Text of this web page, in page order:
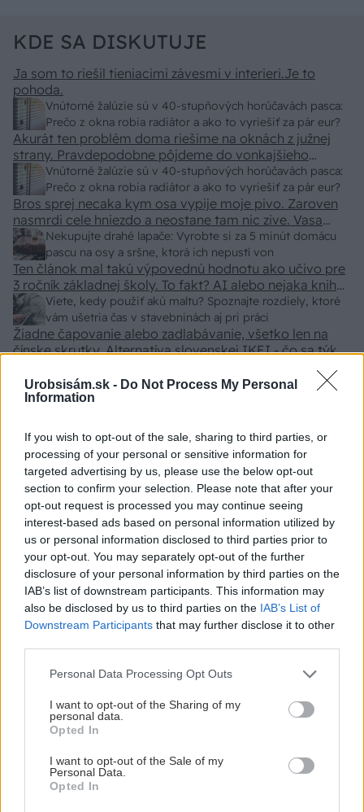
Urobsisám.sk - Do Not Process My Personal
Information
If you wish to opt-out of the sale, sharing to third parties, or
processing of your personal or sensitive information for
targeted advertising by us, please use the below opt-out
section to confirm your selection. Please note that after your
opt-out request is processed you may continue seeing
interest-based ads based on personal information utilized by
us or personal information disclosed to third parties prior to
your opt-out. You may separately opt-out of the further
disclosure of your personal information by third parties on the
IAB’s list of downstream participants. This information may
also be disclosed by us to third parties on the IAB’s List of
Downstream Participants that may further disclose it to other
Please note that this website/app uses one or more Google
not limited to your visit or usage behaviour. You may click to
grant or deny consent to Google and its third-party tags to
use your data for below specified purposes in below Google
consent section.
Personal Data Processing Opt Outs
I want to opt-out of the Sharing of my
personal data.
Opted In
I want to opt-out of the Sale of my
Personal Data.
Opted In
KDE SA DISKUTUJE
Vnútorné žalúzie sú v 40-stupňových horúčavách pasca:
Prečo z okna robia radiátor a ako to vyriešiť za pár eur?
Ja som to riešil tieniacimi závesmi v interieri.Je to
pohoda.
Vnútorné žalúzie sú v 40-stupňových horúčavách pasca:
Prečo z okna robia radiátor a ako to vyriešiť za pár eur?
Akurát ten problém doma riešime na oknách z južnej
strany. Pravdepodobne pôjdeme do vonkajšieho
tienenia na spôsob markízy 250x150cm. Čínsky
predajcovia idú okolo 100 eur kus.
Nekupujte drahé lapače: Vyrobte si za 5 minút domácu
pascu na osy a sršne, ktorá ich nepustí von
Bros sprej necaka kym osa vypije moje pivo. Zaroven
nasmrdi cele hniezdo a neostane tam nic zive. Vasa
pasca naucinke moc efektivne. Skor pritiahne slimaky
Viete, kedy použiť akú maltu? Spoznajte rozdiely, ktoré
vám ušetria čas v stavebninách aj pri práci
Ten článok mal takú výpovednú hodnotu ako učivo pre
3 ročník základnej školy. To fakt? AI alebo nejaka kniha
z VŠ? Dnešné rychlotvrdnuce malty - pevnosť 40 Mpa a
doba schnutia tak 15 minut , k tomu vodotesné s
kryštálikou. A rozdiel - schnutie a zretie. Nič?
vyrobíte pod 140 eur a je oveľa pohodlnejšie!
Žiadne čapovanie alebo zadlabávanie, všetko len na
čínske skrutky. Alternatíva slovenskej IKEI - čo sa týka
pevnosti. Autor si nedal veľa námahy s remeselným
spracovaním, škoda. No lepšie než ten odpad z DTD
predávaný v Kauflande alebo Lídli.
ZÁHRADA
Trvalky, ktoré znesú
sucho a teplo? Tieto
vysaďte na miesta, na
ktoré slnko svieti celý
Nemusí to byť len
levanduľa! 7 fialových
krások, ktoré rozžiaria
vašu záhradu